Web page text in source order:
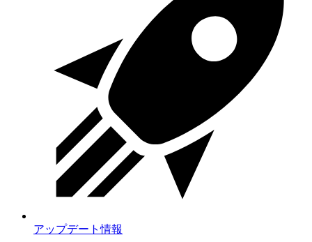
アップデート情報